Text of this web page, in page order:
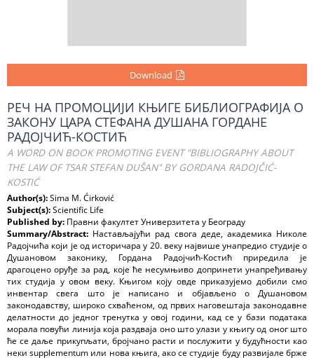
Download
РЕЧ НА ПРОМОЦИЈИ КЊИГЕ БИБЛИОГРАФИЈА О
ЗАКОНУ ЦАРА СТЕФАНА ДУШАНА ГОРДАНЕ
РАДОЈЧИЋ-КОСТИЋ
A WORD ON BOOK PROMOTING EVENT "BIBLIOGRAPHY ABOUT
THE LAW OF TSAR STEFAN DUŠAN" BY GORDANA RADOJČIĆ-
KOSTIĆ
Author(s):Sima M. Ćirković
Subject(s):Scientific Life
Published by: Правни факултет Универзитета у Београду
Summary/Abstract: Настављајући рад свога деде, академика Николе
Радојчића који је од историчара у 20. веку највише унапредио студије о
Душановом законику, Гордана Радојчић-Костић приредила је
драгоцено оруђе за рад, које ће несумњиво допринети унапређивању
тих студија у овом веку. Књигом коју овде приказујемо добили смо
инвентар свега што је написано и објављено о Душановом
законодавству, широко схваћеном, од првих наговештаја законодавне
делатности до једног тренутка у овој години, кад се у бази података
морала повући линија која раздваја оно што улази у књигу од оног што
ће се даље прикупљати, бројчано расти и послужити у будућности као
неки supplementum или нова књига, ако се студије буду развијале брже